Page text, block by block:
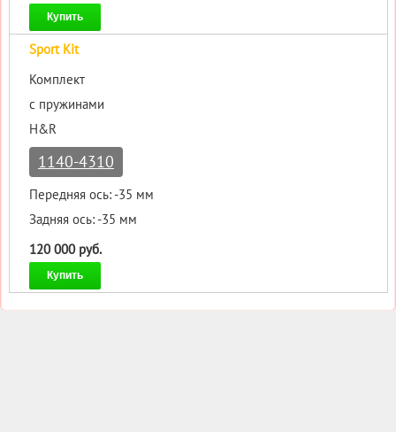
Купить
Sport Kit
Комплект
с пружинами
H&R
1140-4310
Передняя ось: -35 мм
Задняя ось: -35 мм
120 000 руб.
Купить